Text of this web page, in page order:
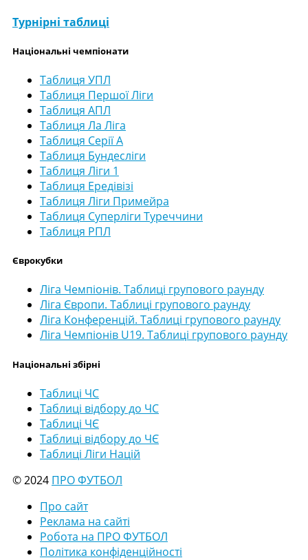
Турнірні таблиці
Національні чемпіонати
Таблиця УПЛ
Таблиця Першої Ліги
Таблиця АПЛ
Таблиця Ла Ліга
Таблиця Серії А
Таблиця Бундесліги
Таблиця Ліги 1
Таблиця Ередівізі
Таблиця Ліги Примейра
Таблиця Суперліги Туреччини
Таблиця РПЛ
Єврокубки
Ліга Чемпіонів. Таблиці групового раунду
Ліга Європи. Таблиці групового раунду
Ліга Конференцій. Таблиці групового раунду
Ліга Чемпіонів U19. Таблиці групового раунду
Національні збірні
Таблиці ЧС
Таблиці відбору до ЧС
Таблиці ЧЄ
Таблиці відбору до ЧЄ
Таблиці Ліги Націй
© 2024 ПРО ФУТБОЛ
Про сайт
Реклама на сайті
Робота на ПРО ФУТБОЛ
Політика конфіденційності